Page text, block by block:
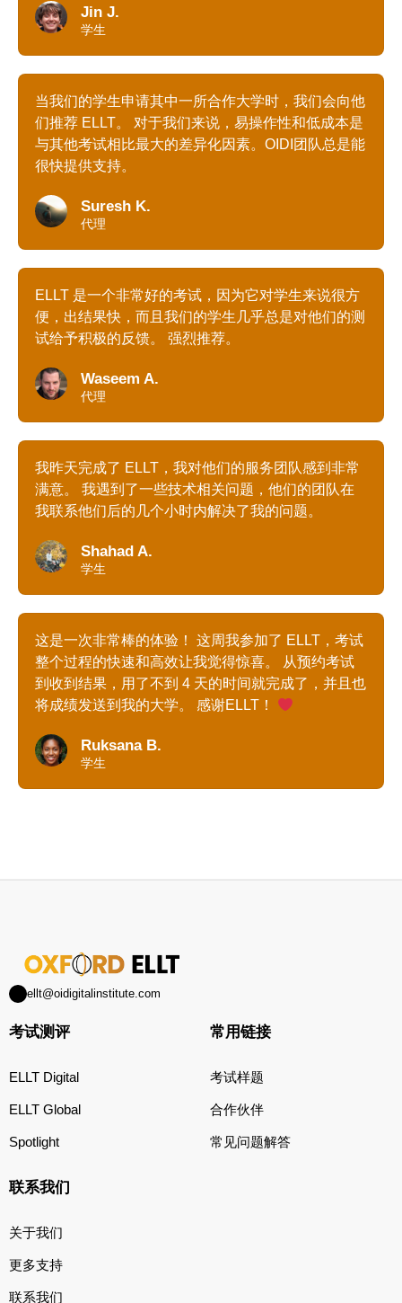
Jin J.
学生
当我们的学生申请其中一所合作大学时，我们会向他
们推荐 ELLT。 对于我们来说，易操作性和低成本是
与其他考试相比最大的差异化因素。OIDI团队总是能
很快提供支持。
Suresh K.
代理
ELLT 是一个非常好的考试，因为它对学生来说很方
便，出结果快，而且我们的学生几乎总是对他们的测
试给予积极的反馈。 强烈推荐。
Waseem A.
代理
我昨天完成了 ELLT，我对他们的服务团队感到非常
满意。 我遇到了一些技术相关问题，他们的团队在
我联系他们后的几个小时内解决了我的问题。
Shahad A.
学生
这是一次非常棒的体验！ 这周我参加了 ELLT，考试
整个过程的快速和高效让我觉得惊喜。 从预约考试
到收到结果，用了不到 4 天的时间就完成了，并且也
将成绩发送到我的大学。 感谢ELLT！
Ruksana B.
学生
ellt@oidigitalinstitute.com
考试测评
ELLT Digital
ELLT Global
Spotlight
常用链接
考试样题
合作伙伴
常见问题解答
联系我们
关于我们
更多支持
联系我们